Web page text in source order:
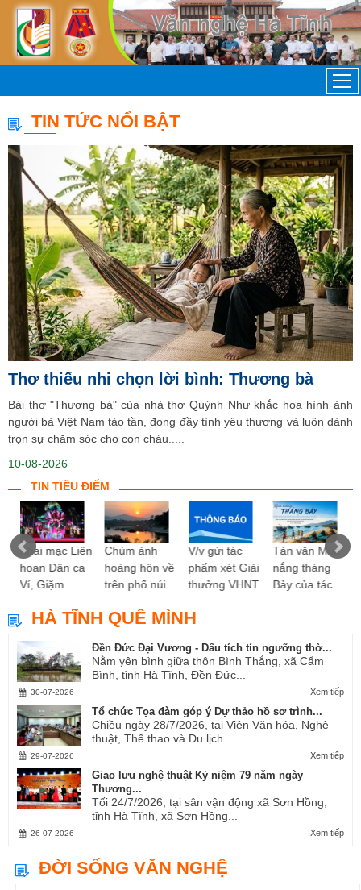
TIN TỨC NỔI BẬT
Thơ thiếu nhi chọn lời bình: Thương bà
Bài thơ "Thương bà" của nhà thơ Quỳnh Như khắc họa hình ảnh
người bà Việt Nam tảo tần, đong đầy tình yêu thương và luôn dành
trọn sự chăm sóc cho con cháu.....
10-08-2026
TIN TIÊU ĐIỂM
Khai mạc Liên
hoan Dân ca
Ví, Giặm...
Chùm ảnh
hoàng hôn về
trên phố núi...
V/v gửi tác
phẩm xét Giải
thưởng VHNT...
Tản văn Mùa
nắng tháng
Bảy của tác...
HÀ TĨNH QUÊ MÌNH
Đền Đức Đại Vương - Dấu tích tín ngưỡng thờ...
Nằm yên bình giữa thôn Bình Thắng, xã Cẩm
Bình, tỉnh Hà Tĩnh, Đền Đức...
Xem tiếp
30-07-2026
Tổ chức Tọa đàm góp ý Dự thảo hồ sơ trình...
Chiều ngày 28/7/2026, tại Viện Văn hóa, Nghệ
thuật, Thể thao và Du lịch...
Xem tiếp
29-07-2026
Giao lưu nghệ thuật Kỷ niệm 79 năm ngày
Thương...
Tối 24/7/2026, tại sân vận động xã Sơn Hồng,
tỉnh Hà Tĩnh, xã Sơn Hồng...
Xem tiếp
26-07-2026
ĐỜI SỐNG VĂN NGHỆ